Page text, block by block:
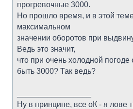
прогревочные 3000.
Но прошло время, и в этой
максимальном
значении оборотов при
Ведь это значит,
что при очень холодной погоде
быть 3000? Так ведь?
Ну в принципе, все оК - я лове